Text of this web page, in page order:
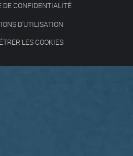
DE CONFIDENTIALITÉ
D'UTILISATION
LES COOKIES